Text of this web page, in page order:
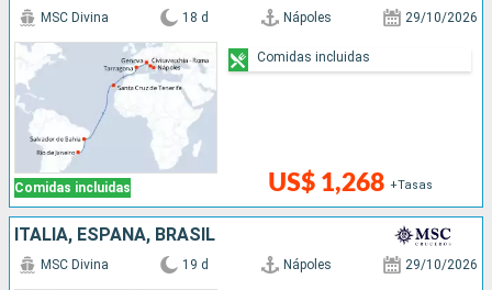
Comidas incluidas
MSC Divina 18 d Nápoles 29/10/2026
US$ 1,268 +Tasas
Comidas incluidas
ITALIA, ESPAÑA, BRASIL
MSC Divina 19 d Nápoles 29/10/2026